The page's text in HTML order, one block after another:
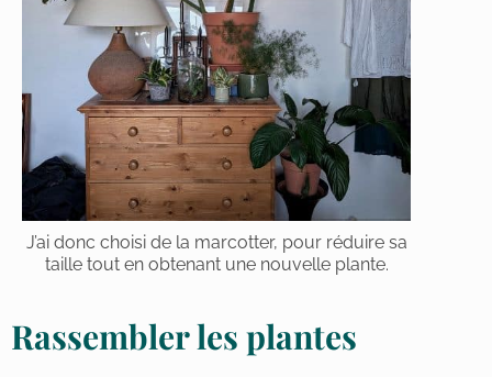
J’ai donc choisi de la marcotter, pour réduire sa
taille tout en obtenant une nouvelle plante.
Rassembler les plantes